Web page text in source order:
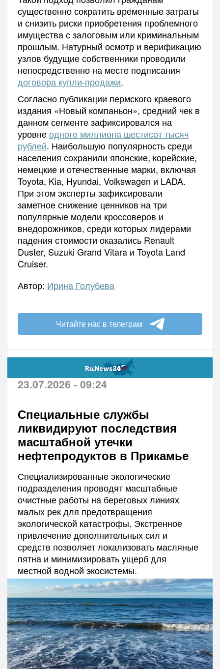
существенно сократить временные затраты
и снизить риски приобретения проблемного
имущества с залоговым или криминальным
прошлым. Натурный осмотр и верификацию
узлов будущие собственники проводили
непосредственно на месте подписания
договора купли-продажи.
Согласно публикации пермского краевого
издания «Новый компаньон», средний чек в
данном сегменте зафиксировался на
уровнеодного миллиона шестисот тысяч
рублей. Наибольшую популярность среди
населения сохранили японские, корейские,
немецкие и отечественные марки, включая
Toyota, Kia, Hyundai, Volkswagen и LADA.
При этом эксперты зафиксировали
заметное снижение ценников на три
популярные модели кроссоверов и
внедорожников, среди которых лидерами
падения стоимости оказались Renault
Duster, Suzuki Grand Vitara и Toyota Land
Cruiser.
Автор: Ирина Голубева
Читайте нас в телеграм
23.07.2026 - 09:24
Специальные службы
ликвидируют последствия
масштабной утечки
нефтепродуктов в Прикамье
Специализированные экологические
подразделения проводят масштабные
очистные работы на береговых линиях
малых рек для предотвращения
экологической катастрофы. Экстренное
привлечение дополнительных сил и
средств позволяет локализовать масляные
пятна и минимизировать ущерб для
местной водной экосистемы.